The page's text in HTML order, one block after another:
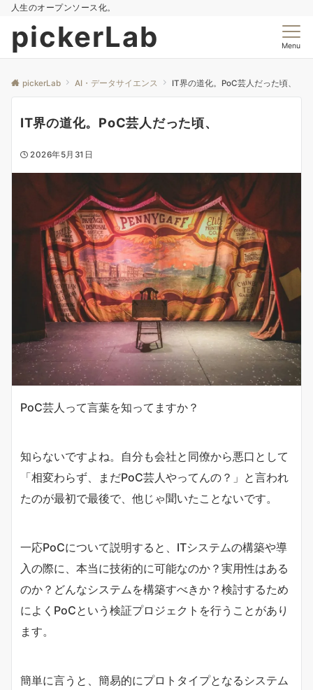
人生のオープンソース化。
pickerLab Menu
pickerLab AI・データサイエンス IT界の道化。PoC芸人だった頃、
IT界の道化。PoC芸人だった頃、
2026年5月31日
PoC芸人って言葉を知ってますか？
知らないですよね。自分も会社と同僚から悪口として
「相変わらず、まだPoC芸人やってんの？」と言われ
たのが最初で最後で、他じゃ聞いたことないです。
一応PoCについて説明すると、ITシステムの構築や導
入の際に、本当に技術的に可能なのか？実用性はある
のか？どんなシステムを構築すべきか？検討するため
によくPoCという検証プロジェクトを行うことがあり
ます。
簡単に言うと、簡易的にプロトタイプとなるシステム